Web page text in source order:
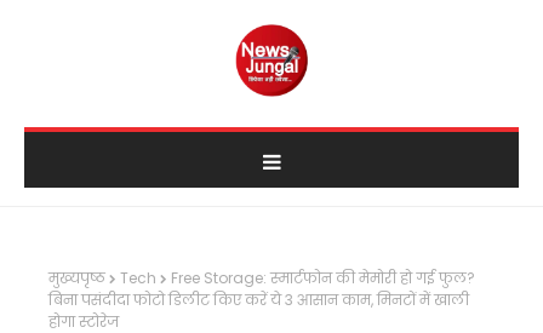
मुख्यपृष्ठ Tech
Free Storage: स्मार्टफोन की मेमोरी हो गई फुल?
बिना पसंदीदा फोटो डिलीट किए करें ये 3 आसान काम, मिनटों में खाली
होगा स्टोरेज